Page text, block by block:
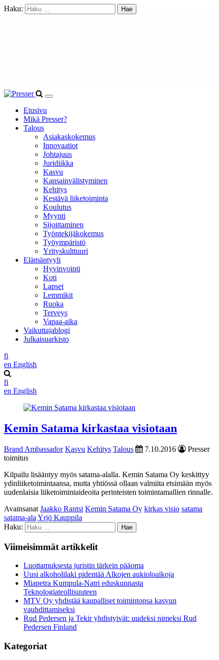
Haku:
Etusivu
Mikä Presser?
Talous
Asiakaskokemus
Innovaatiot
Johtajuus
Juridiikka
Kasvu
Kansainvälistyminen
Kehitys
Kestävä liiketoiminta
Koulutus
Myynti
Sijoittaminen
Työntekijäkokemus
Työympäristö
Yrityskulttuuri
Elämäntyyli
Hyvinvointi
Koti
Lapset
Lemmikit
Ruoka
Terveys
Vapaa-aika
Vaikuttajablogi
Julkaisuarkisto
fi
en English
fi
en English
Kemin Satama kirkastaa visiotaan
Brand Ambassador Kasvu Kehitys Talous 7.10.2016
Presser
toimitus
Kilpailu lisääntyy myös satama-alalla. Kemin Satama Oy keskittyy
ydinliiketoimintaansa, mutta yhtiössä ollaan valmiita etsimään myös
uudenlaisia liiketoimintaideoita perinteisten toimintamallien rinnalle.
Avainsanat Jaakko Rantsi Kemin Satama Oy kirkas visio satama
satama-ala Yrjö Kauppila
Haku:
Viimeisimmät artikkelit
Luottamuksesta juristin tärkein pääoma
Uusi alkoholilaki pidentää Alkojen aukioloaikoja
Miapetra Kumpula-Natri eduskunnasta
Teknologiateollisuuteen
MTV Oy yhdistää kaupalliset toimintonsa kasvun
vauhdittamiseksi
Rud Pedersen ja Tekir yhdistyivät: uudeksi nimeksi Rud
Pedersen Finland
Kategoriat